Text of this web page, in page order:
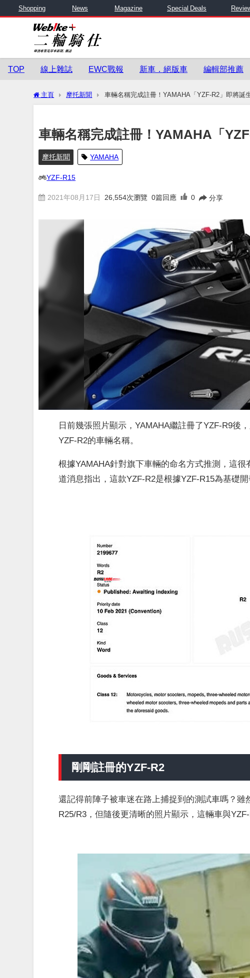
Shopping News Magazine Special Deals
TOP 線上雜誌 EWC戰報 新車．絕版車 編輯部推薦
主頁 摩托新聞 車輛名稱完成註冊！YAMAHA「YZF-R2」即將誕
車輛名稱完成註冊！YAMAHA「
摩托新聞 YAMAHA
YZF-R15
2021年08月17日 26,554次瀏覽 0篇回應 0 分享
日前幾張照片顯示，YAMAHA繼註冊了YZF-R9後
YZF-R2的車輛名稱。
根據YAMAHA針對旗下車輛的命名方式推測，這
道消息指出，這款YZF-R2是根據YZF-R15為基礎開
剛剛註冊的YZF-R2
還記得前陣子被車迷在路上捕捉到的測試車嗎？
R25/R3，但隨後更清晰的照片顯示，這輛車與YZF-